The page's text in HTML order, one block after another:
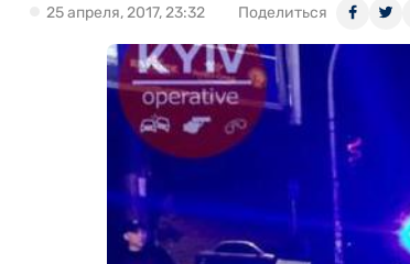
25 апреля, 2017, 23:32 Поделиться